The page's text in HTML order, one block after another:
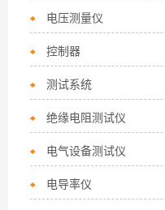
电压测量仪
控制器
测试系统
绝缘电阻测试仪
电气设备测试仪
电导率仪